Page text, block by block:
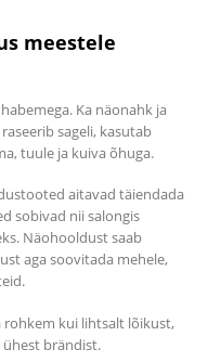
meestele
Ka näonahk ja
sageli, kasutab
tuule ja kuiva õhuga.
aitavad täiendada
sobivad nii salongis
Näohooldust saab
aga soovitada mehele,
rohkem kui lihtsalt lõikust,
brändist.